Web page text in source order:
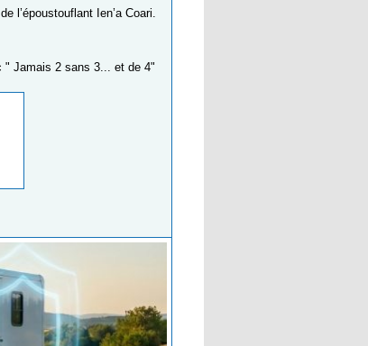
l’époustouflant Ien’a Coari.
" Jamais 2 sans 3... et de 4"